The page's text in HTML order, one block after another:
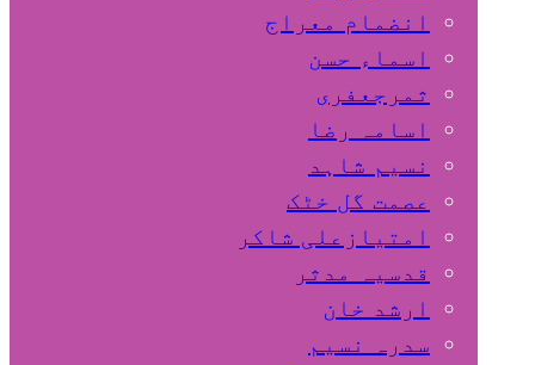
انضمام معراج
اسماء حسن
ثمرجعفری
اسامہ رضا
نسیم شاہد
عصمت گل خٹک
امتیازعلی شاکر
قدسیہ مدثر
ارشد خان
سدرہ نسیم